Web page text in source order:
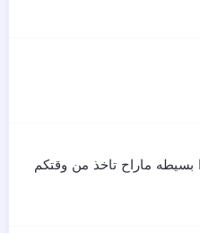
بسيطه ماراح تاخذ من وقتكم